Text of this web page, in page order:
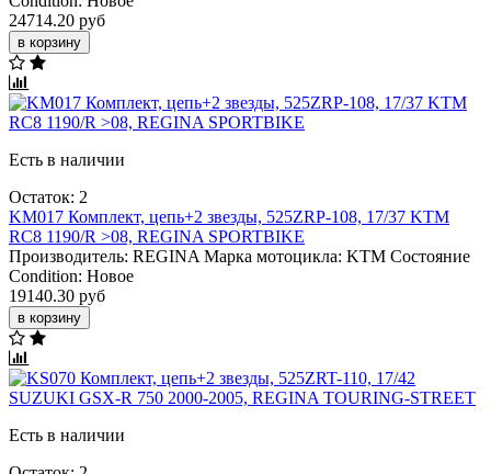
24714.20 руб
в корзину
Есть в наличии
Остаток: 2
KM017 Комплект, цепь+2 звезды, 525ZRP-108, 17/37 KTM
RC8 1190/R >08, REGINA SPORTBIKE
Производитель: REGINA Марка мотоцикла: KTM Состояние
Condition: Новое
19140.30 руб
в корзину
Есть в наличии